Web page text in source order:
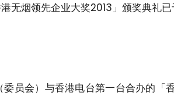
无烟领先企业大奖2013」颁奖典礼
员会）与香港电台第一台合办的「